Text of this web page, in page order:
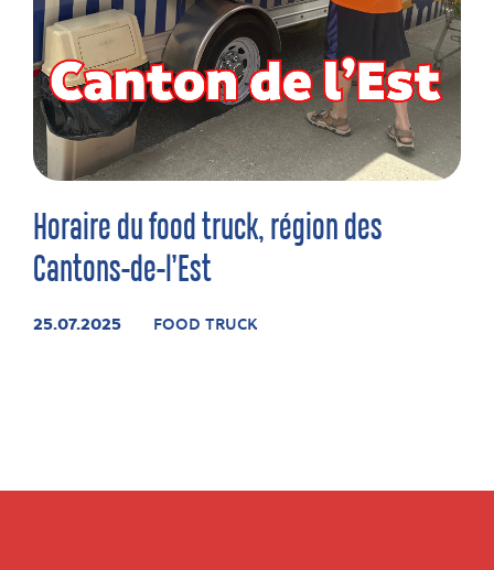
Horaire du food truck, région des
Cantons-de-l’Est
25.07.2025 FOOD TRUCK